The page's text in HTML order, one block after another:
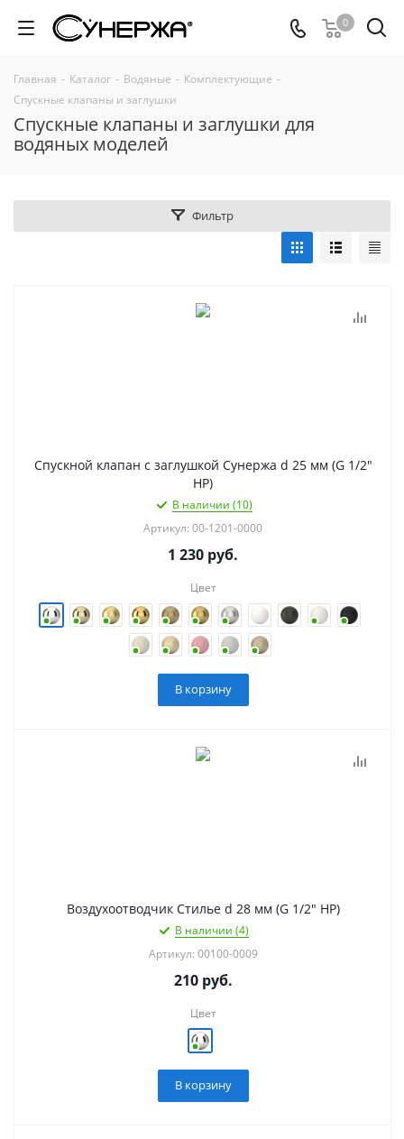
0
Главная - Каталог - Водяные - Комплектующие -
Спускные клапаны и заглушки
Спускные клапаны и заглушки для
водяных моделей
Фильтр
Спускной клапан с заглушкой Сунержа d 25 мм (G 1/2"
НР)
В наличии (10)
Артикул: 00-1201-0000
1 230 руб.
Цвет
В корзину
Воздухоотводчик Стилье d 28 мм (G 1/2" НР)
В наличии (4)
Артикул: 00100-0009
210руб.
Цвет
В корзину